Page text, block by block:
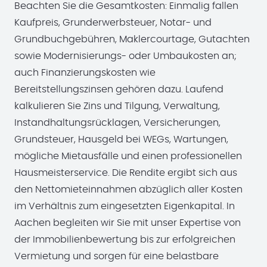
Beachten Sie die Gesamtkosten: Einmalig fallen
Kaufpreis, Grunderwerbsteuer, Notar- und
Grundbuchgebühren, Maklercourtage, Gutachten
sowie Modernisierungs- oder Umbaukosten an;
auch Finanzierungskosten wie
Bereitstellungszinsen gehören dazu. Laufend
kalkulieren Sie Zins und Tilgung, Verwaltung,
Instandhaltungsrücklagen, Versicherungen,
Grundsteuer, Hausgeld bei WEGs, Wartungen,
mögliche Mietausfälle und einen professionellen
Hausmeisterservice. Die Rendite ergibt sich aus
den Nettomieteinnahmen abzüglich aller Kosten
im Verhältnis zum eingesetzten Eigenkapital. In
Aachen begleiten wir Sie mit unser Expertise von
der Immobilienbewertung bis zur erfolgreichen
Vermietung und sorgen für eine belastbare